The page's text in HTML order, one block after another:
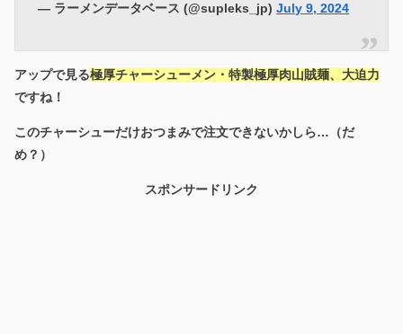
— ラーメンデータベース (@supleks_jp)July 9, 2024
アップで見る極厚チャーシューメン・特製極厚肉山賊麺、大迫力
ですね！
このチャーシューだけおつまみで注文できないかしら…（だ
め？）
スポンサードリンク